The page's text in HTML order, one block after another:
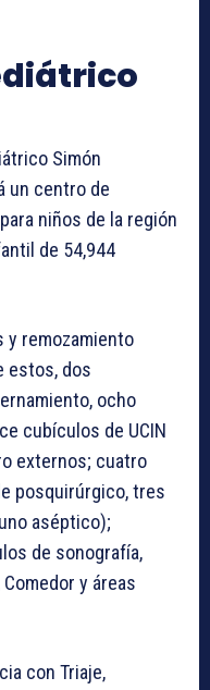
Simón
un centro de
niños de la región
de 54,944
y remozamiento
estos, dos
ocho
cubículos de UCIN
externos; cuatro
posquirúrgico, tres
aséptico);
de sonografía,
y áreas
con Triaje,